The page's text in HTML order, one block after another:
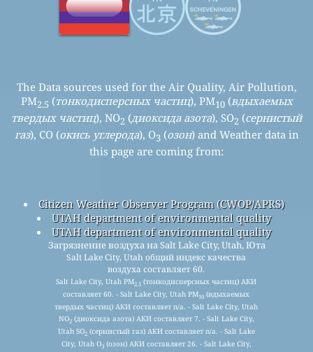
The Data sources used for the Air Quality, Air Pollution,
PM2.5 (тонкодисперсных частиц), PM10(вдыхаемых
твердых частиц), NO2 (диоксида азота), SO2 (сернистый
газ), CO (окись углерода), O3 (озон) and Weather data in
this page are coming from:
Citizen Weather Observer Program (CWOP/APRS)
UTAH department of environmental quality
UTAH department of environmental quality
Загрязнение воздуха на Salt Lake City, Utah, Юта
Salt Lake City, Utah общий индекс качества
воздуха составляет 60.
Salt Lake City, Utah PM2.5 (тонкодисперсных частиц) АКИ
составляет 60. - Salt Lake City, Utah PM10 (вдыхаемых
твердых частиц) АКИ составляет n/a. - Salt Lake City, Utah
NO2(диоксида азота) АКИ составляет 7. - Salt Lake City,
Utah SO2(сернистый газ) АКИ составляет n/a. - Salt Lake
City, Utah O3(озон) АКИ составляет 26. - Salt Lake City,